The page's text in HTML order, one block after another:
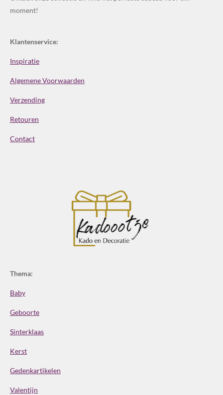
moment!
Klantenservice:
Inspiratie
Algemene Voorwaarden
Verzending
Retouren
Contact
Thema:
Baby
Geboorte
Sinterklaas
Kerst
Gedenkartikelen
Valentijn